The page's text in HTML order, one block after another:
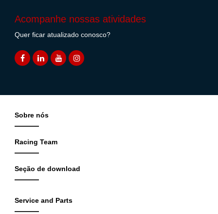
Acompanhe nossas atividades
Quer ficar atualizado conosco?
Sobre nós
Racing Team
Seção de download
Service and Parts